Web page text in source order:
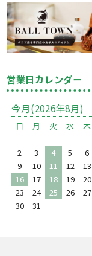
営業日カレンダー
今月(2026年8月)
日 月 火 水 木
2
3 4 5 6
9
10 11 12 13
16
17 18 19 20
23
24 25 26 27
30
31